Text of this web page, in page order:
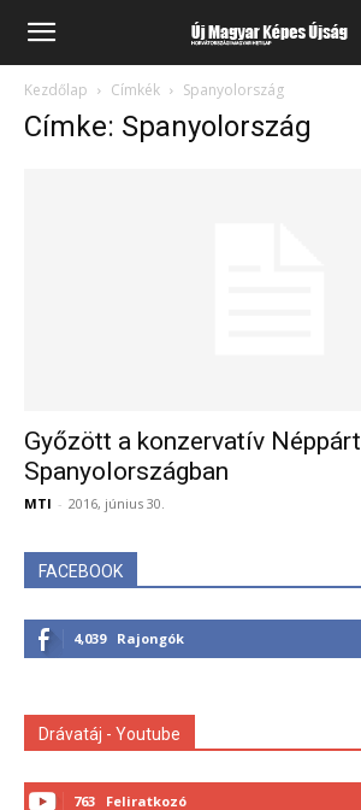
Kezdőlap Címkék Spanyolország
Címke: Spanyolország
Győzött a konzervatív Néppárt
Spanyolországban
MTI - 2016, június 30.
FACEBOOK
4,039 Rajongók
Drávatáj - Youtube
763 Feliratkozó